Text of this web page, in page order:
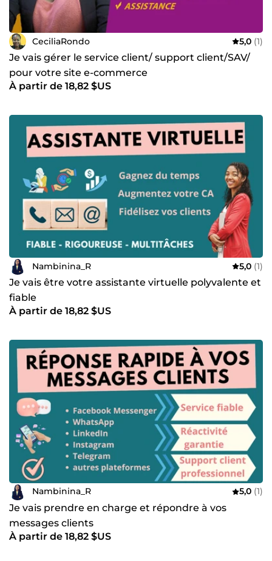
CeciliaRondo 5,0 (1)
Je vais gérer le service client/ support client/SAV/
pour votre site e-commerce
À partir de 18,82 $US
Nambinina_R 5,0 (1)
Je vais être votre assistante virtuelle polyvalente et
fiable
À partir de 18,82 $US
Nambinina_R 5,0 (1)
Je vais prendre en charge et répondre à vos
messages clients
À partir de 18,82 $US